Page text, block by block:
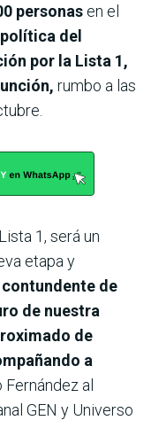
personas en el
del
por la Lista 1,
rumbo a las
1, será un
etapa y
de
de nuestra
de
a
Fernández al
GEN y Universo